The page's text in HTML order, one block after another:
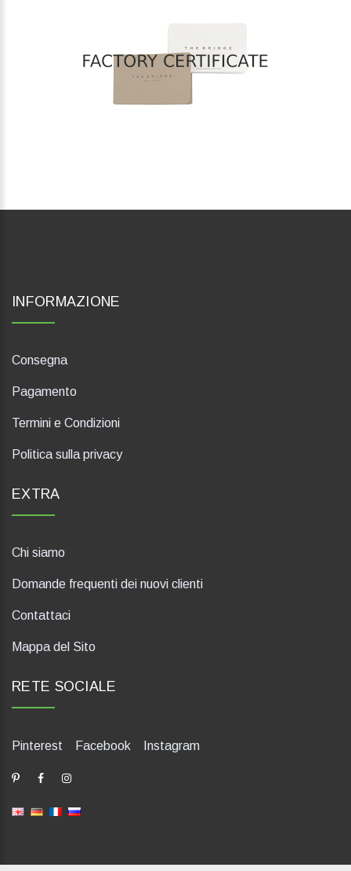
INFORMAZIONE
Consegna
Pagamento
Termini e Condizioni
Politica sulla privacy
EXTRA
Chi siamo
Domande frequenti dei nuovi clienti
Contattaci
Mappa del Sito
RETE SOCIALE
Pinterest Facebook Instagram